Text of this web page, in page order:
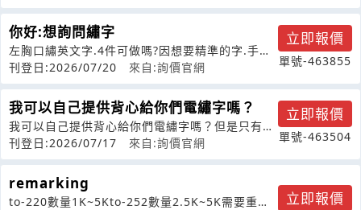
你好:想詢問繡字
左胸口繡英文字.4件可做嗎?因想要精準的字.手工
比較無法達到需求.故詢問之
刊登日:2026/07/20 來自:詢價官網
立即報價
單號-463855
我可以自己提供背心給你們電繡字嗎？
我可以自己提供背心給你們電繡字嗎？但是只有
1_2件
刊登日:2026/07/17 來自:詢價官網
立即報價
單號-463504
remarking
to-220數量1K~5Kto-252數量2.5K~5K需要重新
立即報價